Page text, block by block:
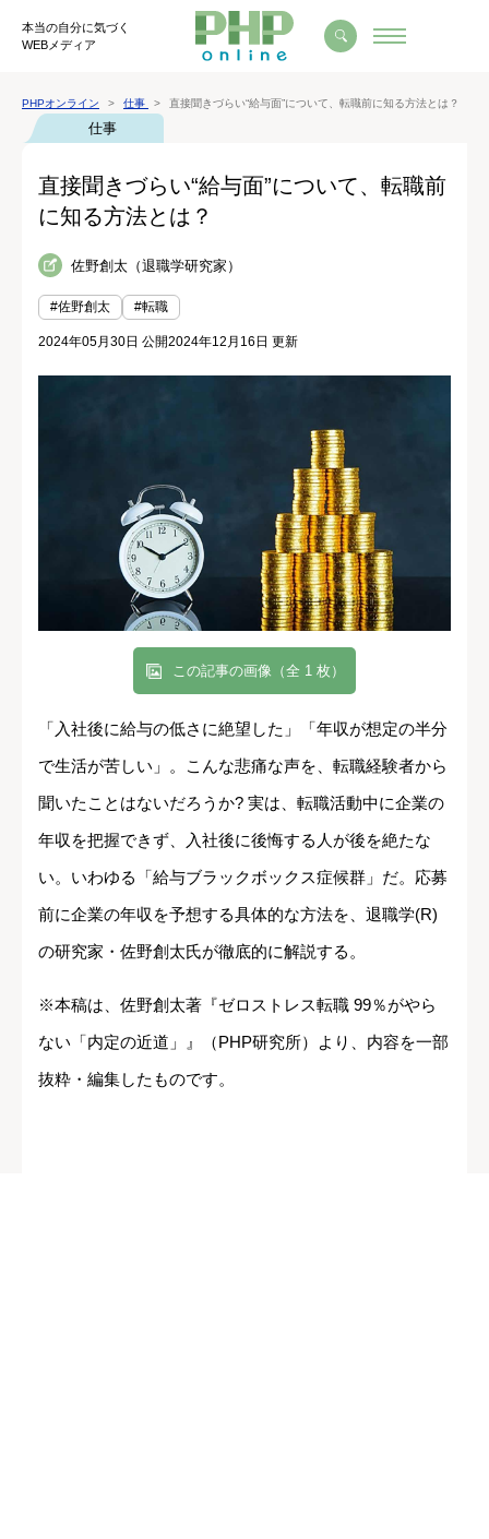
本当の自分に気づく
WEBメディア
PHPオンライン 仕事 直接聞きづらい“給与面”について、転職前に知る方法とは？
仕事
直接聞きづらい“給与面”について、転職前
に知る方法とは？
佐野創太（退職学研究家）
#佐野創太 #転職
2024年05月30日 公開2024年12月16日 更新
この記事の画像（全 1 枚）
「入社後に給与の低さに絶望した」「年収が想定の半分
で生活が苦しい」。こんな悲痛な声を、転職経験者から
聞いたことはないだろうか? 実は、転職活動中に企業の
年収を把握できず、入社後に後悔する人が後を絶たな
い。いわゆる「給与ブラックボックス症候群」だ。応募
前に企業の年収を予想する具体的な方法を、退職学(R)
の研究家・佐野創太氏が徹底的に解説する。
※本稿は、佐野創太著『ゼロストレス転職 99％がやら
ない「内定の近道」』（PHP研究所）より、内容を一部
抜粋・編集したものです。